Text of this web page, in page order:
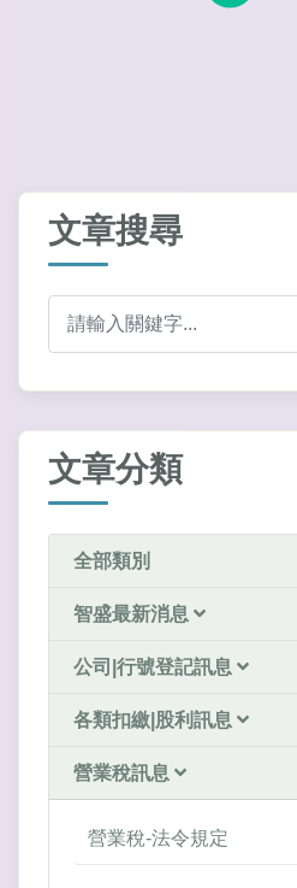
文章搜尋
文章分類
全部類別
智盛最新消息
公司|行號登記訊息
各類扣繳|股利訊息
營業稅訊息
營業稅-法令規定